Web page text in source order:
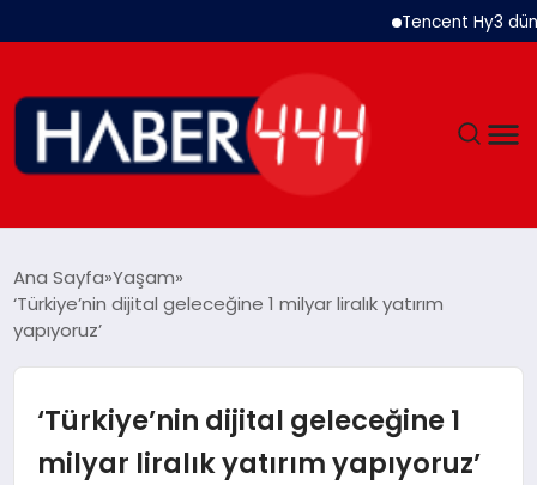
Tencent Hy3 dünya
SIYASET
Ana Sayfa Yaşam
‘Türkiye’nin dijital geleceğine 1 milyar liralık yatırım
yapıyoruz’
‘Türkiye’nin dijital geleceğine 1
milyar liralık yatırım yapıyoruz’